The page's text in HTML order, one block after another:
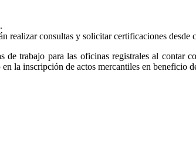
consultas y solicitar certificaciones desde
trabajo para las oficinas registrales al contar
la inscripción de actos mercantiles en beneficio